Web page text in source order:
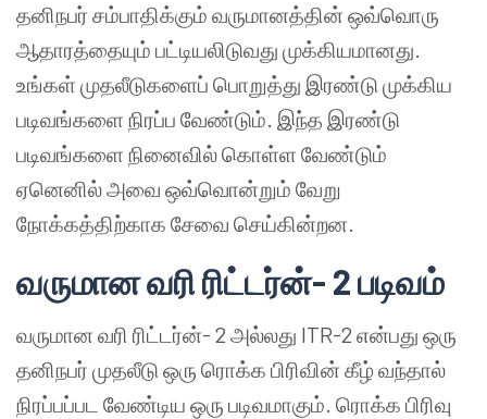
தனிநபர் சம்பாதிக்கும் வருமானத்தின் ஒவ்வொரு
ஆதாரத்தையும் பட்டியலிடுவது முக்கியமானது.
உங்கள் முதலீடுகளைப் பொறுத்து இரண்டு முக்கிய
படிவங்களை நிரப்ப வேண்டும். இந்த இரண்டு
படிவங்களை நினைவில் கொள்ள வேண்டும்
ஏனெனில் அவை ஒவ்வொன்றும் வேறு
நோக்கத்திற்காக சேவை செய்கின்றன.
வருமான வரி ரிட்டர்ன்- 2 படிவம்
வருமான வரி ரிட்டர்ன்- 2 அல்லது ITR-2 என்பது ஒரு
தனிநபர் முதலீடு ஒரு ரொக்க பிரிவின் கீழ் வந்தால்
நிரப்பப்பட வேண்டிய ஒரு படிவமாகும். ரொக்க பிரிவு